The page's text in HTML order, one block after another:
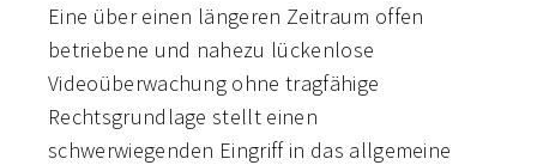
Eine über einen längeren Zeitraum offen
betriebene und nahezu lückenlose
Videoüberwachung ohne tragfähige
Rechtsgrundlage stellt einen
schwerwiegenden Eingriff in das allgemeine